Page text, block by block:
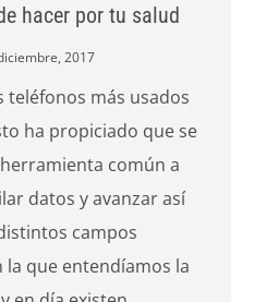
hacer por tu salud
2017
teléfonos más usados
ha propiciado que se
común a
datos y avanzar así
campos
la que entendíamos la